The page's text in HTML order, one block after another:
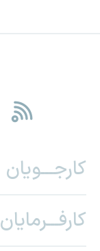
کارجـــویان
کارفـــرمایان